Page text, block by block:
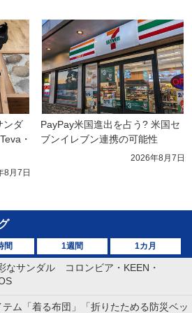
ンダ
・
8月7日
PayPay米国進出を占う? 米国セ
ブンイレブン連携の可能性
2026年8月7日
間 1週間 1カ月
なサンダル コロンビア・KEEN・
ム「着る布団」「折りたためる防災ベッ